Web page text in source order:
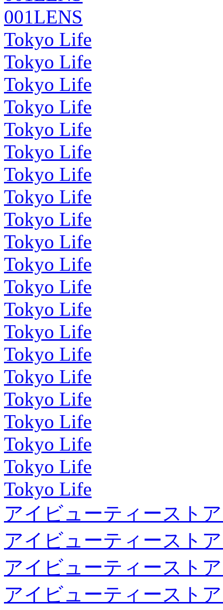
001LENS
Tokyo Life
Tokyo Life
Tokyo Life
Tokyo Life
Tokyo Life
Tokyo Life
Tokyo Life
Tokyo Life
Tokyo Life
Tokyo Life
Tokyo Life
Tokyo Life
Tokyo Life
Tokyo Life
Tokyo Life
Tokyo Life
Tokyo Life
Tokyo Life
Tokyo Life
Tokyo Life
Tokyo Life
アイビューティースト
アイビューティースト
アイビューティースト
アイビューティースト